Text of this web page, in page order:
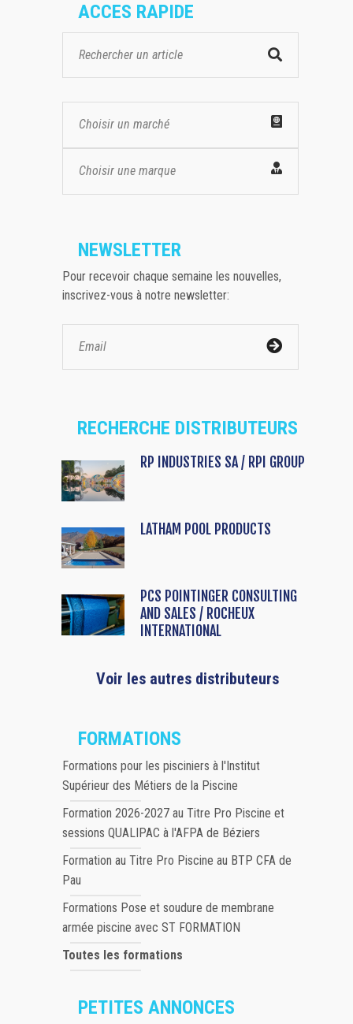
ACCES RAPIDE
Choisir un marché
Choisir une marque
NEWSLETTER
Pour recevoir chaque semaine les nouvelles,
inscrivez-vous à notre newsletter:
RECHERCHE DISTRIBUTEURS
RP INDUSTRIES SA / RPI GROUP
LATHAM POOL PRODUCTS
PCS POINTINGER CONSULTING
AND SALES / ROCHEUX
INTERNATIONAL
Voir les autres distributeurs
FORMATIONS
Formations pour les pisciniers à l'Institut
Supérieur des Métiers de la Piscine
Formation 2026-2027 au Titre Pro Piscine et
sessions QUALIPAC à l'AFPA de Béziers
Formation au Titre Pro Piscine au BTP CFA de
Pau
Formations Pose et soudure de membrane
armée piscine avec ST FORMATION
Toutes les formations
PETITES ANNONCES